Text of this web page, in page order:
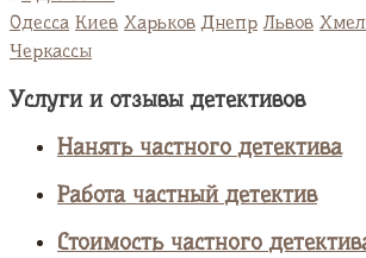
Одесса Киев Харьков Днепр Львов
Черкассы
Услуги и отзывы детективов
Нанять частного детектива
Работа частный детектив
Стоимость частного